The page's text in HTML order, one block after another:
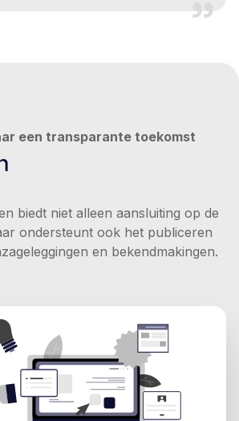
een transparante toekomst
biedt niet alleen aansluiting op de
ondersteunt ook het publiceren
en bekendmakingen.